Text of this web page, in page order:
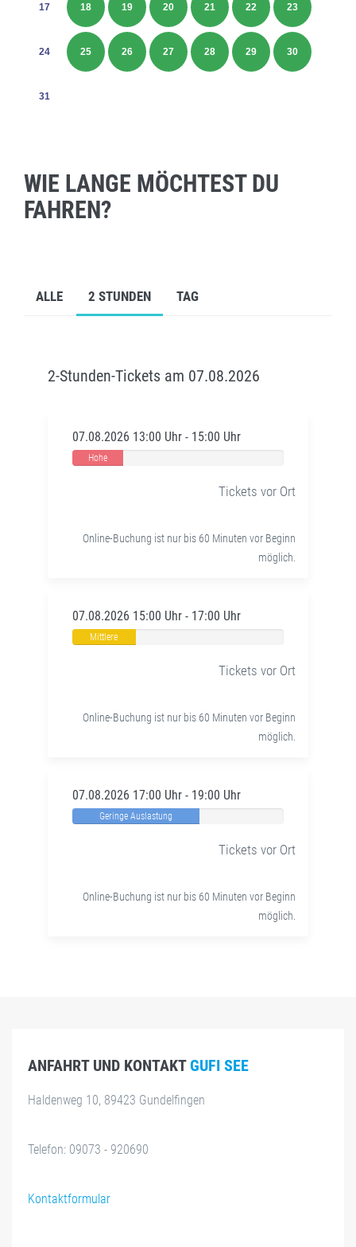
17 18 19 20 21 22 23
24 25 26 27 28 29 30
31
WIE LANGE MÖCHTEST DU
FAHREN?
ALLE 2 STUNDEN TAG
2-Stunden-Tickets am 07.08.2026
07.08.2026 13:00 Uhr - 15:00 Uhr
Hohe
Tickets vor Ort
Online-Buchung ist nur bis 60 Minuten vor Beginn
möglich.
07.08.2026 15:00 Uhr - 17:00 Uhr
Mittlere
Tickets vor Ort
Online-Buchung ist nur bis 60 Minuten vor Beginn
möglich.
07.08.2026 17:00 Uhr - 19:00 Uhr
Geringe Auslastung
Tickets vor Ort
Online-Buchung ist nur bis 60 Minuten vor Beginn
möglich.
ANFAHRT UND KONTAKT GUFI SEE
Haldenweg 10, 89423 Gundelfingen
Telefon: 09073 - 920690
Kontaktformular